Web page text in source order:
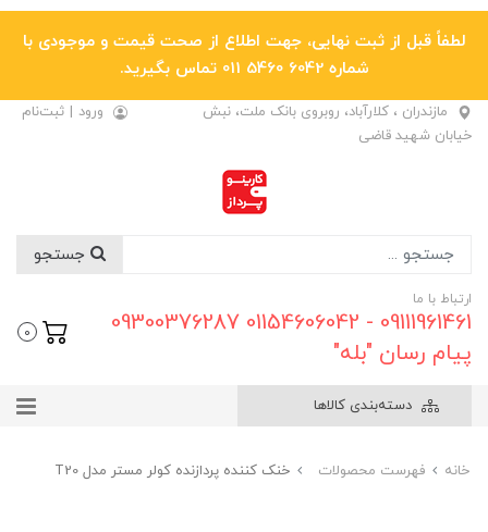
لطفاً قبل از ثبت نهایی، جهت اطلاع از صحت قیمت و موجودی با
شماره 6042 5460 011 تماس بگیرید.
مازندران ، کلارآباد، روبروی بانک ملت، نبش
خیابان شهید قاضی
ورود | ثبت‌نام
ارتباط با ما
09111961461 - 01154606042 09300376287
پیام رسان "بله"
0
دسته‌بندی کالاها
خانه فهرست محصولات خنک کننده پردازنده کولر مستر مدل T20